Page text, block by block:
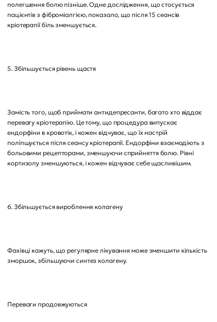
полегшення болю пізніше. Одне дослідження, що стосується
пацієнтів з фіброміалгією, показало, що після 15 сеансів
кріотерапії біль зменшується.
5. Збільшується рівень щастя
Замість того, щоб приймати антидепресанти, багато хто віддає
перевагу кріотерапію. Це тому, що процедура випускає
ендорфіни в кровотік, і кожен відчуває, що їх настрій
поліпшується після сеансу кріотерапії. Ендорфіни взаємодіють з
больовими рецепторами, зменшуючи сприйняття болю. Рівні
кортизолу зменшуються, і кожен відчуває себе щасливішим.
6. Збільшується вироблення колагену
Фахівці кажуть, що регулярне лікування може зменшити кількість
зморшок, збільшуючи синтез колагену.
Переваги продовжуються